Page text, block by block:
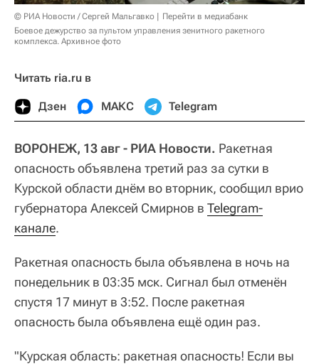
© РИА Новости / Сергей Мальгавко
Перейти в медиабанк
Боевое дежурство за пультом управления зенитного ракетного
комплекса. Архивное фото
Читать ria.ru в
Дзен МАКС Telegram
ВОРОНЕЖ, 13 авг - РИА Новости. Ракетная
опасность объявлена третий раз за сутки в
Курской области днём во вторник, сообщил врио
губернатора Алексей Смирнов в Telegram-
канале.
Ракетная опасность была объявлена в ночь на
понедельник в 03:35 мск. Сигнал был отменён
спустя 17 минут в 3:52. После ракетная
опасность была объявлена ещё один раз.
"Курская область: ракетная опасность! Если вы